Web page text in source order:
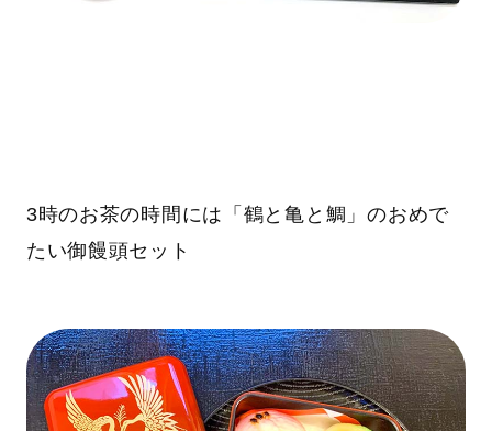
3時のお茶の時間には「鶴と亀と鯛」のおめで
たい御饅頭セット